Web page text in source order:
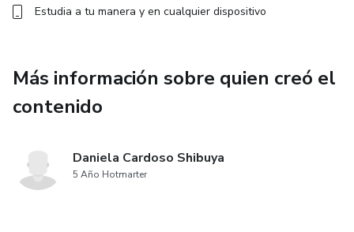
Estudia a tu manera y en cualquier dispositivo
Más información sobre quien creó el
contenido
Daniela Cardoso Shibuya
5 Año Hotmarter